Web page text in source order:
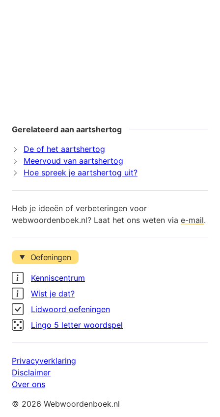
Gerelateerd aan aartshertog
De of het aartshertog
Meervoud van aartshertog
Hoe spreek je aartshertog uit?
Heb je ideeën of verbeteringen voor
webwoordenboek.nl? Laat het ons weten via e-mail.
Oefeningen
Kenniscentrum
Wist je dat?
Lidwoord oefeningen
Lingo 5 letter woordspel
Privacyverklaring
Disclaimer
Over ons
© 2026 Webwoordenboek.nl